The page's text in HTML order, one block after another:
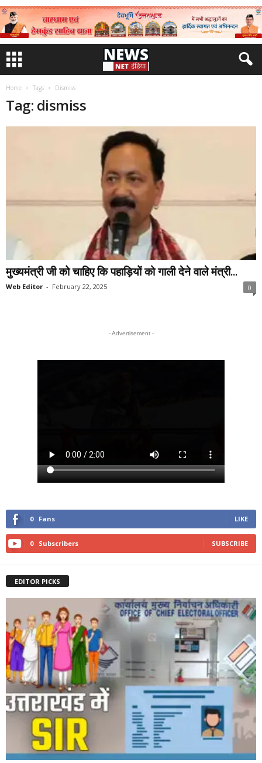
Home Tags Dismiss
Tag: dismiss
मुख्यमंत्री जी को चाहिए कि पहाड़ियों को गाली देने वाले मंत्री...
Web Editor - February 22, 2025 0
- Advertisement -
0 Fans LIKE
0 Subscribers SUBSCRIBE
EDITOR PICKS